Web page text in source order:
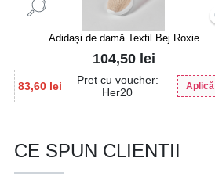
Adidași de damă Textil Bej Roxie
83,60 lei
Pret cu voucher:
Her20
Aplică
104,50 lei
CE SPUN CLIENTII